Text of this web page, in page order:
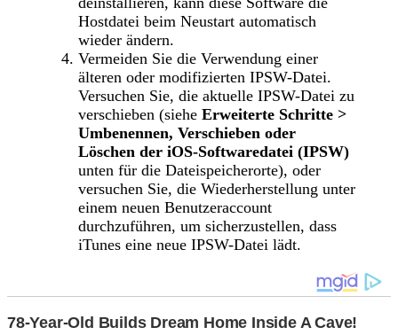
Hostdatei beim Neustart automatisch
wieder ändern.
Vermeiden Sie die Verwendung einer
älteren oder modifizierten IPSW-Datei.
Versuchen Sie, die aktuelle IPSW-Datei zu
verschieben (siehe Erweiterte Schritte >
Umbenennen, Verschieben oder
Löschen der iOS-Softwaredatei (IPSW)
unten für die Dateispeicherorte), oder
versuchen Sie, die Wiederherstellung unter
einem neuen Benutzeraccount
durchzuführen, um sicherzustellen, dass
iTunes eine neue IPSW-Datei lädt.